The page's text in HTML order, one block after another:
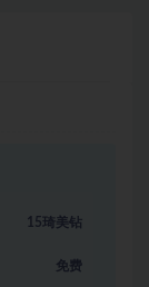
15琦美钻
免费